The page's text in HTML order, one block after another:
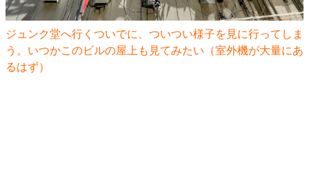
ジュンク堂へ行くついでに、ついつい様子を見に行ってしま
う。いつかこのビルの屋上も見てみたい（室外機が大量にあ
るはず）